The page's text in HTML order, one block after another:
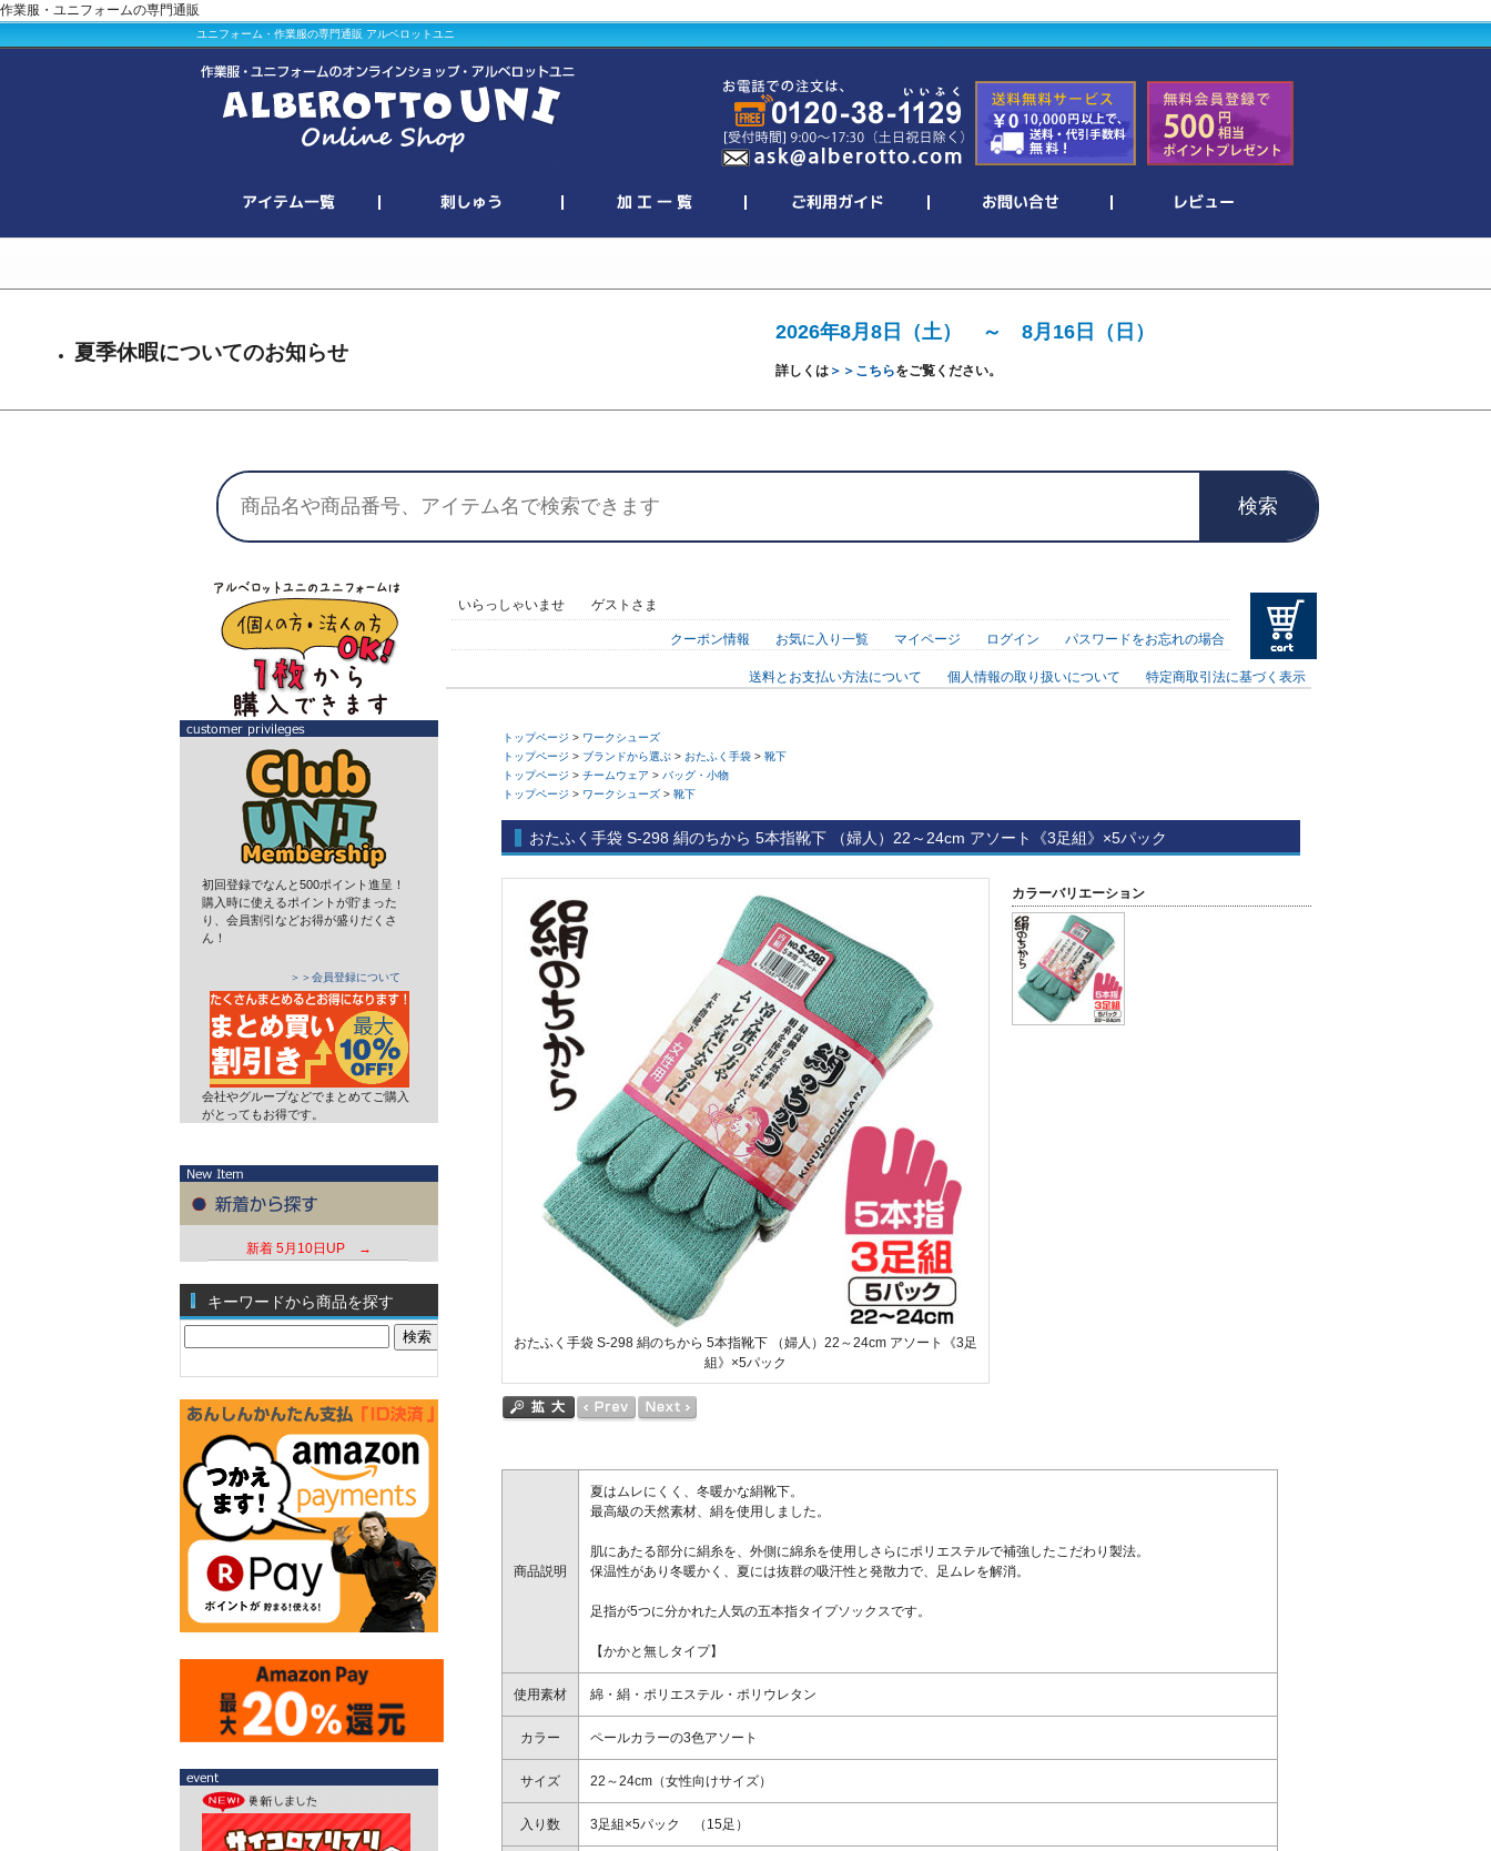
作業服・ユニフォームの専門通販
ユニフォーム・作業服の専門通販 アルベロットユニ
夏季休暇についてのお知らせ
2026年8月8日（土） ～ 8月16日（日）
詳しくは＞＞こちらをご覧ください。
検索
初回登録でなんと500ポイント進呈！
購入時に使えるポイントが貯まった
り、会員割引などお得が盛りだくさ
ん！
＞＞会員登録について
会社やグループなどでまとめてご購入
がとってもお得です。
新着 5月10日UP →
キーワードから商品を探す
いらっしゃいませ ゲストさま
クーポン情報 お気に入り一覧 マイページ ログイン パスワードをお忘れの場合
送料とお支払い方法について 個人情報の取り扱いについて 特定商取引法に基づく表示
トップページ > ワークシューズ
トップページ > ブランドから選ぶ > おたふく手袋 > 靴下
トップページ > チームウェア > バッグ・小物
トップページ > ワークシューズ > 靴下
おたふく手袋 S-298 絹のちから 5本指靴下 （婦人）22～24cm アソート《3足組》×5パック
カラーバリエーション
おたふく手袋 S-298 絹のちから 5本指靴下 （婦人）22～24cm アソート《3足
組》×5パック
商品説明
夏はムレにくく、冬暖かな絹靴下。
最高級の天然素材、絹を使用しました。
肌にあたる部分に絹糸を、外側に綿糸を使用しさらにポリエステルで補強したこだわり製法。
保温性があり冬暖かく、夏には抜群の吸汗性と発散力で、足ムレを解消。
足指が5つに分かれた人気の五本指タイプソックスです。
【かかと無しタイプ】
使用素材 綿・絹・ポリエステル・ポリウレタン
カラー ペールカラーの3色アソート
サイズ 22～24cm（女性向けサイズ）
入り数 3足組×5パック （15足）